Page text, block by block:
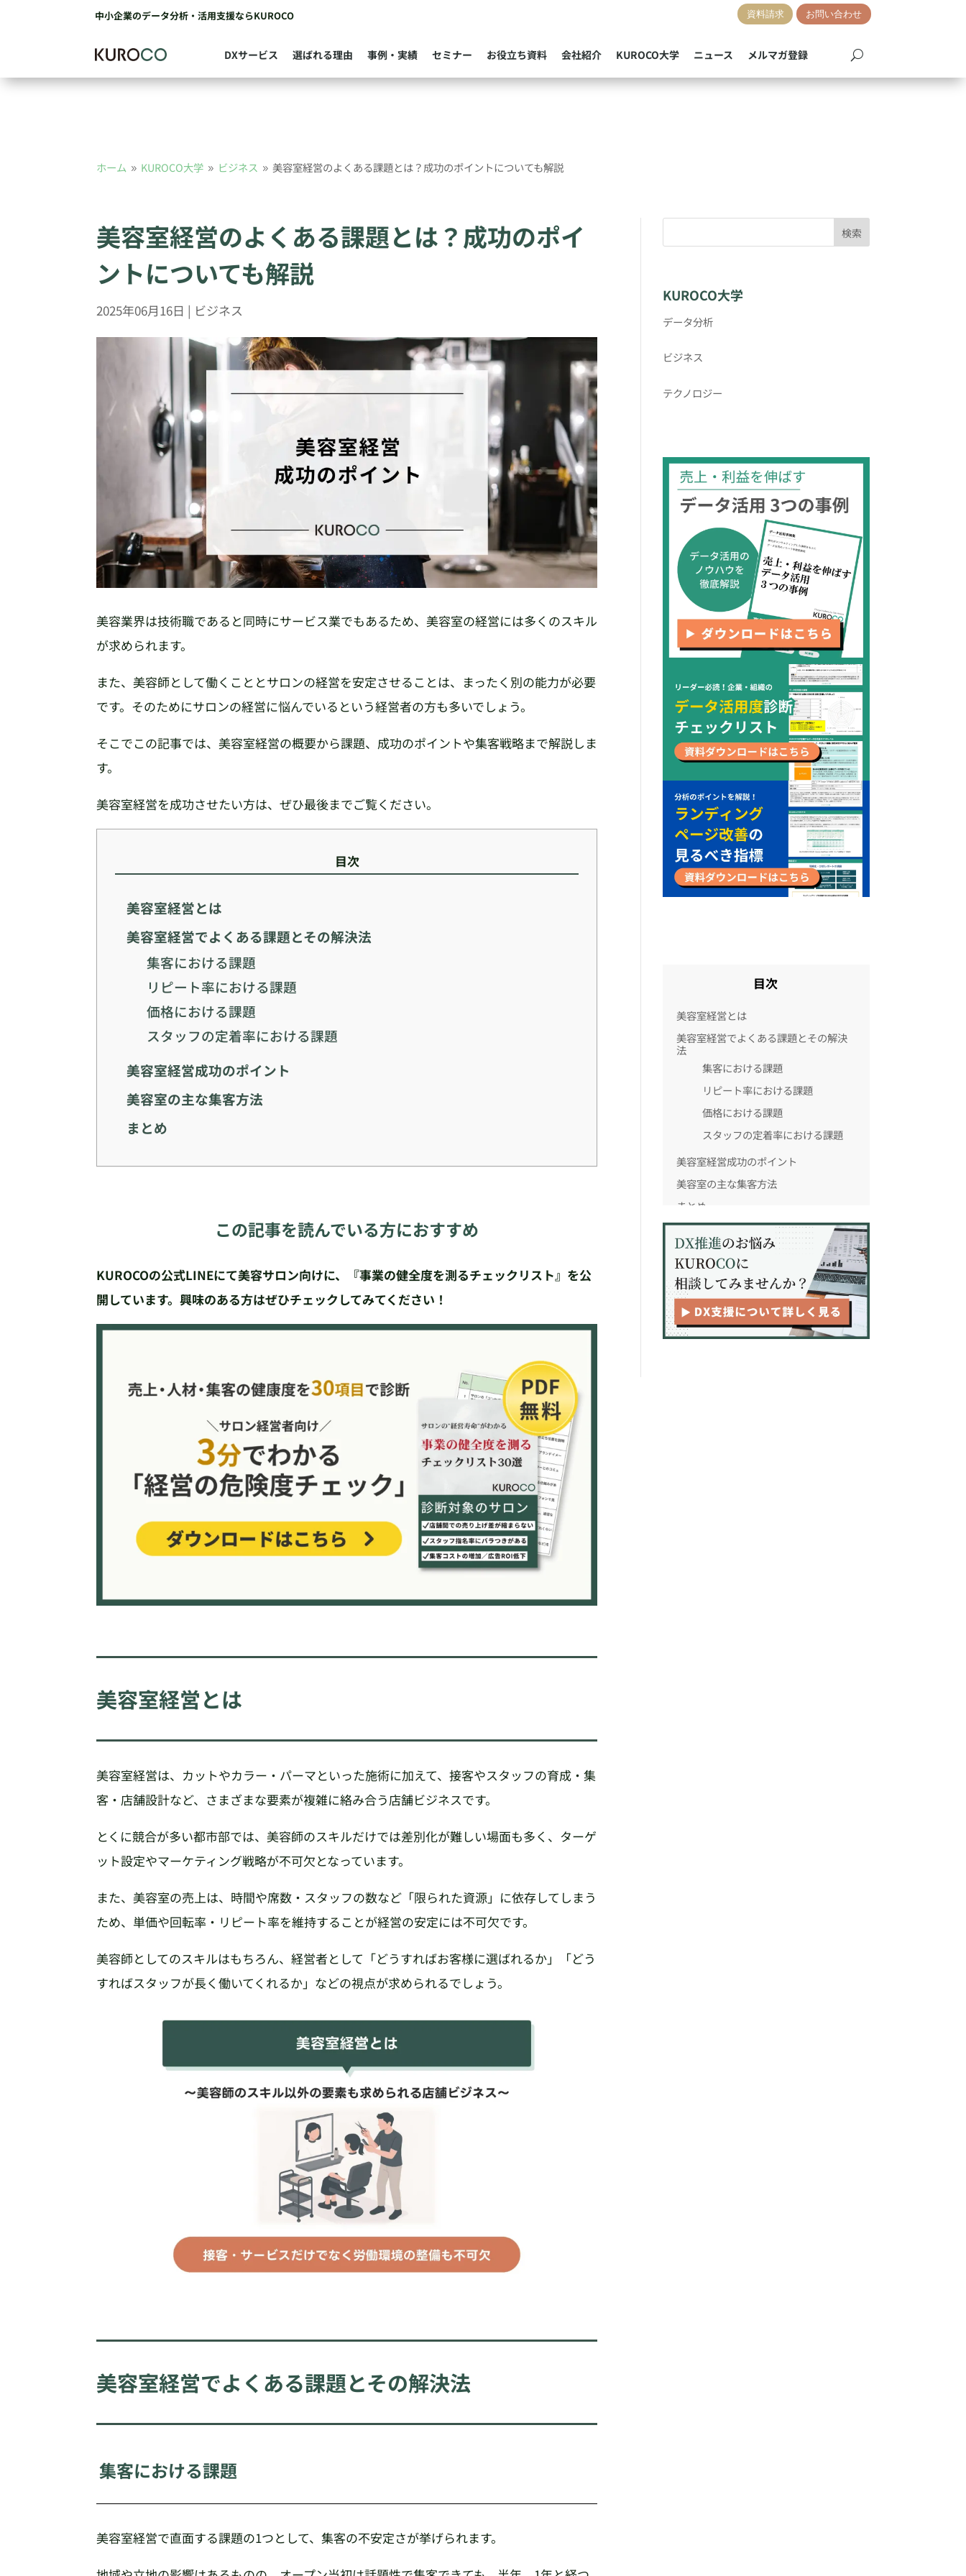
中小企業のデータ分析・活用支援ならKUROCO 資料請求 お問い合わせ
DXサービス 選ばれる理由 事例・実績 セミナー お役立ち資料 会社紹介 KUROCO大学 ニュース メルマガ登録
ホーム 9 KUROCO大学 9 ビジネス 9 美容室経営のよくある課題とは？成功のポイントについても解説
美容室経営のよくある課題とは？成功のポイ
ントについても解説
2025年06月16日 | ビジネス
美容業界は技術職であると同時にサービス業でもあるため、美容室の経営には多くのスキル
が求められます。
また、美容師として働くこととサロンの経営を安定させることは、まったく別の能力が必要
です。そのためにサロンの経営に悩んでいるという経営者の方も多いでしょう。
そこでこの記事では、美容室経営の概要から課題、成功のポイントや集客戦略まで解説しま
す。
美容室経営を成功させたい方は、ぜひ最後までご覧ください。
目次
美容室経営とは
美容室経営でよくある課題とその解決法
集客における課題
リピート率における課題
価格における課題
スタッフの定着率における課題
美容室経営成功のポイント
美容室の主な集客方法
まとめ
この記事を読んでいる方におすすめ
KUROCOの公式LINEにて美容サロン向けに、『事業の健全度を測るチェックリスト』を公
開しています。興味のある方はぜひチェックしてみてください！
美容室経営とは
美容室経営は、カットやカラー・パーマといった施術に加えて、接客やスタッフの育成・集
客・店舗設計など、さまざまな要素が複雑に絡み合う店舗ビジネスです。
とくに競合が多い都市部では、美容師のスキルだけでは差別化が難しい場面も多く、ターゲ
ット設定やマーケティング戦略が不可欠となっています。
また、美容室の売上は、時間や席数・スタッフの数など「限られた資源」に依存してしまう
ため、単価や回転率・リピート率を維持することが経営の安定には不可欠です。
美容師としてのスキルはもちろん、経営者として「どうすればお客様に選ばれるか」「どう
すればスタッフが長く働いてくれるか」などの視点が求められるでしょう。
美容室経営でよくある課題とその解決法
集客における課題
美容室経営で直面する課題の1つとして、集客の不安定さが挙げられます。
検索
KUROCO大学
データ分析
ビジネス
テクノロジー
目次
美容室経営とは
美容室経営でよくある課題とその解決
法
集客における課題
リピート率における課題
価格における課題
スタッフの定着率における課題
美容室経営成功のポイント
美容室の主な集客方法
まとめ